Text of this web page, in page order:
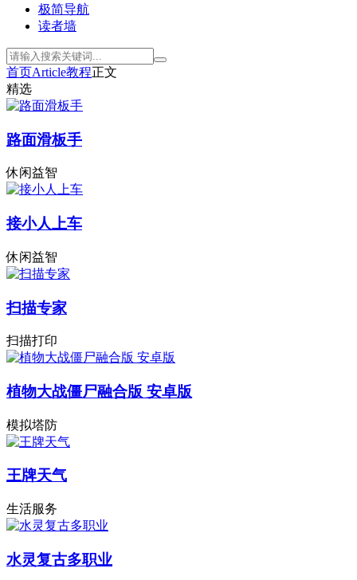
极简导航
读者墙
首页Article教程正文
精选
路面滑板手
休闲益智
接小人上车
休闲益智
扫描专家
扫描打印
植物大战僵尸融合版 安卓版
模拟塔防
王牌天气
生活服务
水灵复古多职业